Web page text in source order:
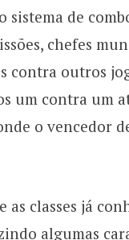
de
chefes
contra outros
um contra um
o vencedor
classes já
algumas